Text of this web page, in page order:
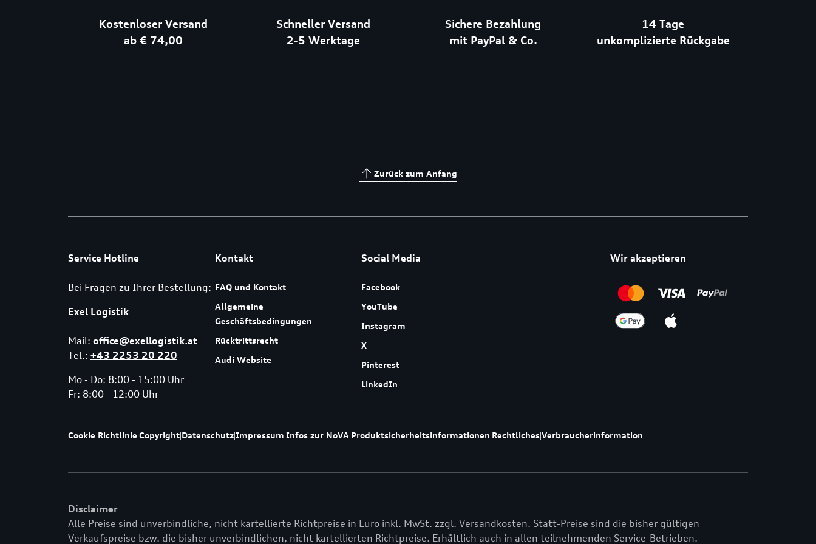
Kostenloser Versand
ab € 74,00
Schneller Versand
2-5 Werktage
Sichere Bezahlung
mit PayPal & Co.
14 Tage
unkomplizierte Rückgabe
Zurück zum Anfang
Service Hotline
Bei Fragen zu Ihrer Bestellung:
Exel Logistik
Mail: office@exellogistik.at
Tel.: +43 2253 20 220
Mo - Do: 8:00 - 15:00 Uhr
Fr: 8:00 - 12:00 Uhr
Kontakt
FAQ und Kontakt
Allgemeine
Geschäftsbedingungen
Rücktrittsrecht
Audi Website
Social Media
Facebook
YouTube
Instagram
X
Pinterest
LinkedIn
Wir akzeptieren
Cookie Richtlinie|Copyright|Datenschutz|Impressum|Infos zur NoVA|Produktsicherheitsinformationen|Rechtliches|Verbraucherinformation
Disclaimer
Alle Preise sind unverbindliche, nicht kartellierte Richtpreise in Euro inkl. MwSt. zzgl. Versandkosten. Statt-Preise sind die bisher gültigen
Verkaufspreise bzw. die bisher unverbindlichen, nicht kartellierten Richtpreise. Erhältlich auch in allen teilnehmenden Service-Betrieben.